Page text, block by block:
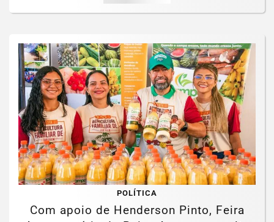
POLÍTICA
Com apoio de Henderson Pinto, Feira